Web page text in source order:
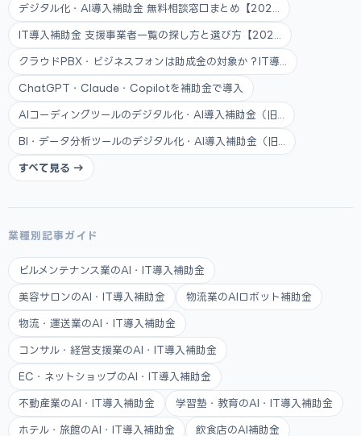
デジタル化・AI導入補助金 無料相談窓口まとめ【202...
IT導入補助金 支援事業者一覧の探し方と選び方【202...
クラウドPBX・ビジネスフォンは助成金の対象か？IT導...
ChatGPT・Claude・Copilotを補助金で導入
AIコーディングツールのデジタル化・AI導入補助金（旧...
BI・データ分析ツールのデジタル化・AI導入補助金（旧...
すべて見る →
業種別記事ガイド
ビルメンテナンス業のAI・IT導入補助金
美容サロンのAI・IT導入補助金 物流業のAIロボット補助金
物流・運送業のAI・IT導入補助金
コンサル・経営支援業のAI・IT導入補助金
EC・ネットショップのAI・IT導入補助金
不動産業のAI・IT導入補助金 学習塾・教育のAI・IT導入補助金
ホテル・旅館のAI・IT導入補助金 飲食店のAI補助金